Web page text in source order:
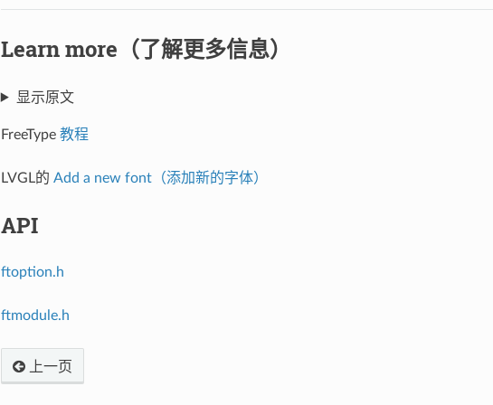
Learn more（了解更多信息）
显示原文
FreeType 教程
LVGL的 Add a new font（添加新的字体）
API
ftoption.h
ftmodule.h
上一页